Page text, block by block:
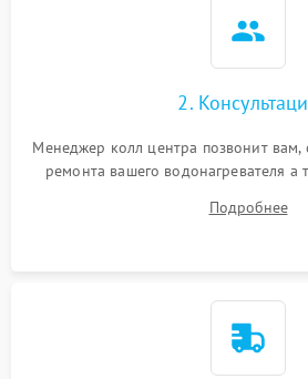
2.
Менеджер колл центра позвонит вам,
ремонта вашего водонагревателя а
Подробнее